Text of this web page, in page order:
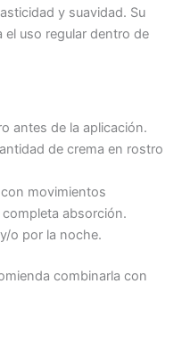
y suavidad. Su
uso regular dentro de
antes de la aplicación.
de crema en rostro
movimientos
absorción.
o por la noche.
combinarla con